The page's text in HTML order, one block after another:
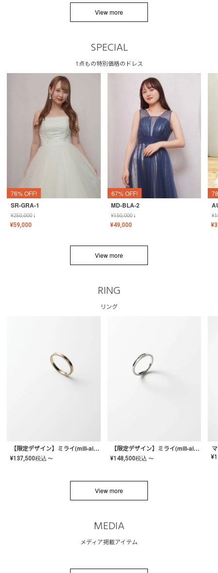
View more
SPECIAL
1点もの特別価格のドレス
76% OFF!
SR-GRA-1
¥250,000↓
¥59,000
67% OFF!
MD-BLA-2
¥150,000↓
¥49,000
¥
¥
View more
RING
リング
【限定デザイン】ミライ(mill-ai)リング
¥137,500税込 〜
【限定デザイン】ミライ(mill-ai)リング
¥148,500税込 〜 ¥
View more
MEDIA
メディア掲載アイテム